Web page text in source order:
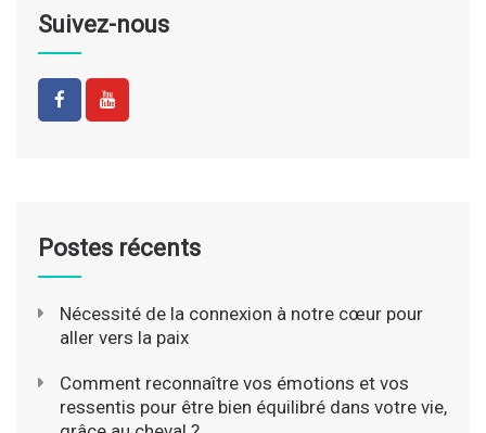
Suivez-nous
Postes récents
Nécessité de la connexion à notre cœur pour
aller vers la paix
Comment reconnaître vos émotions et vos
ressentis pour être bien équilibré dans votre vie,